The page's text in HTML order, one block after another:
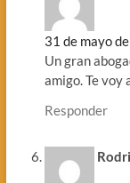
31 de mayo
Un gran
amigo. Te voy
Responder